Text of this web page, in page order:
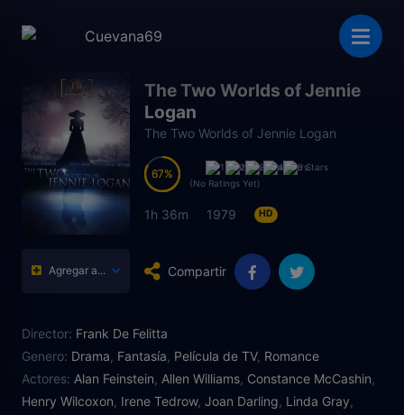
Agregar a...
The Two Worlds of Jennie
Logan
The Two Worlds of Jennie Logan
67
67
(No Ratings Yet)
1h 36m 1979 HD
Compartir
Director: Frank De Felitta
Genero: Drama Fantasía Película de TV, Romance
Actores: Alan Feinstein Allen Williams Constance McCashin
Henry Wilcoxon Irene Tedrow, Joan Darling Linda Gray